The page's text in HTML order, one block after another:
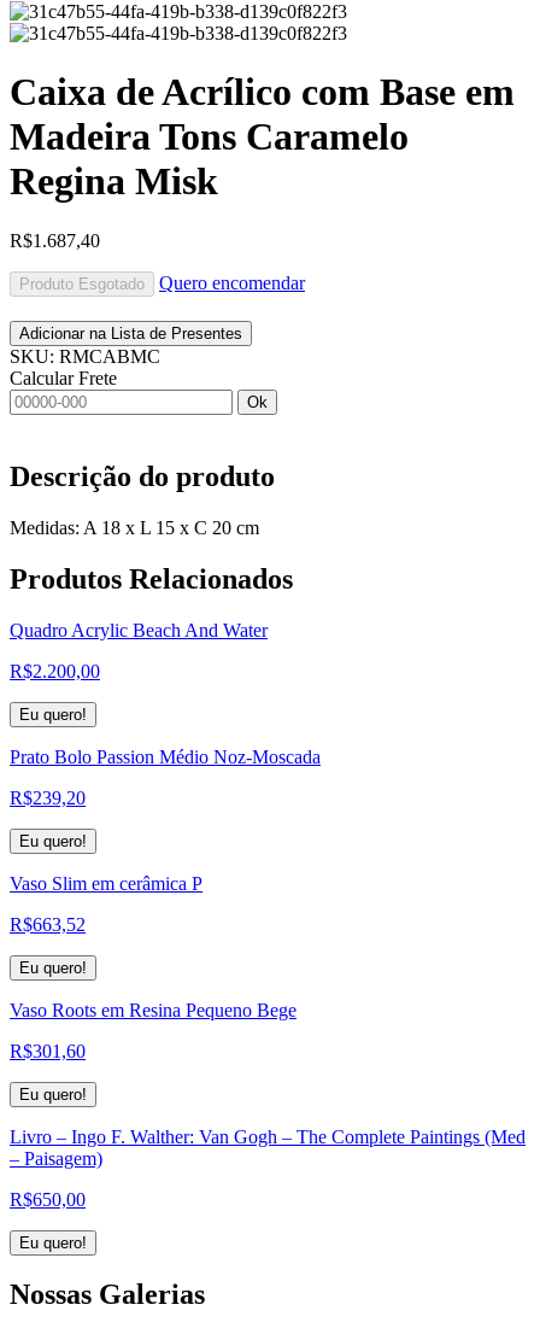
Caixa de Acrílico com Base em
Madeira Tons Caramelo
Regina Misk
R$1.687,40
Produto Esgotado Quero encomendar
Adicionar na Lista de Presentes
SKU: RMCABMC
Calcular Frete
Ok
Descrição do produto
Medidas: A 18 x L 15 x C 20 cm
Produtos Relacionados
Quadro Acrylic Beach And Water
R$2.200,00
Eu quero!
Prato Bolo Passion Médio Noz-Moscada
R$239,20
Eu quero!
Vaso Slim em cerâmica P
R$663,52
Eu quero!
Vaso Roots em Resina Pequeno Bege
R$301,60
Eu quero!
Livro – Ingo F. Walther: Van Gogh – The Complete Paintings (Med
– Paisagem)
R$650,00
Eu quero!
Nossas Galerias